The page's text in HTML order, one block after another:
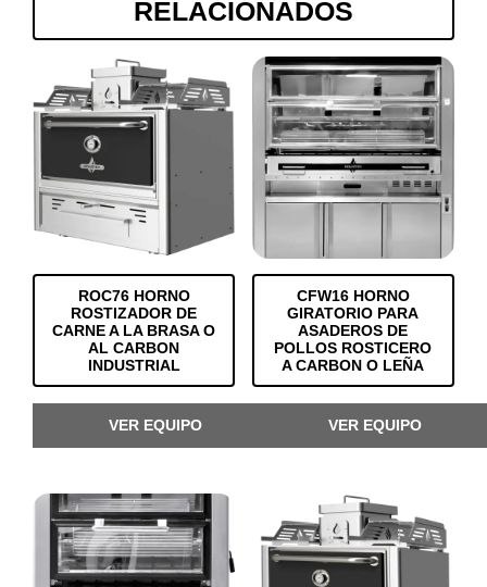
RELACIONADOS
ROC76 HORNO
ROSTIZADOR DE
CARNE A LA BRASA O
AL CARBON
INDUSTRIAL
VER EQUIPO
CFW16 HORNO
GIRATORIO PARA
ASADEROS DE
POLLOS ROSTICERO
A CARBON O LEÑA
VER EQUIPO